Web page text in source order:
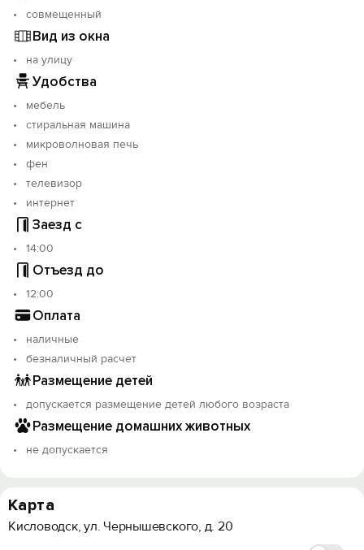
совмещенный
Вид из окна
на улицу
Удобства
мебель
стиральная машина
микроволновая печь
фен
телевизор
интернет
Заезд с
14:00
Отъезд до
12:00
Оплата
наличные
безналичный расчет
Размещение детей
допускается размещение детей любого возраста
Размещение домашних животных
не допускается
Карта
Кисловодск, ул. Чернышевского, д. 20